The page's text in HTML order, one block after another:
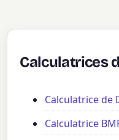
Calculatrices
Calculatrice de
Calculatrice